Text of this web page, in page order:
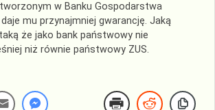
w Banku Gospodarstwa
mu przynajmniej gwarancję. Jaką
że jako bank państwowy nie
niż równie państwowy ZUS.